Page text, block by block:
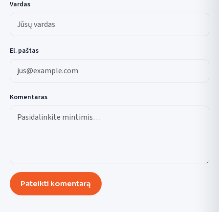
Vardas
El. paštas
Komentaras
Pateikti komentarą